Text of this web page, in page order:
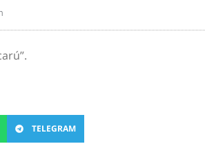
TELEGRAM